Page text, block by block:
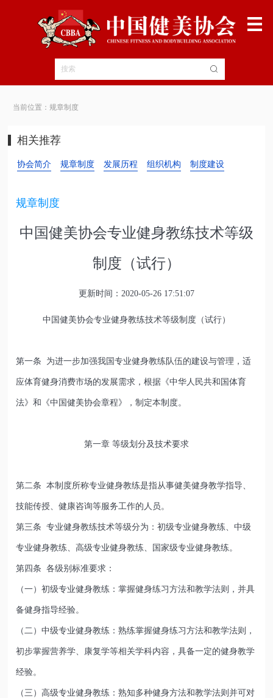
当前位置：规章制度
相关推荐
协会简介 规章制度 发展历程 组织机构 制度建设
规章制度
中国健美协会专业健身教练技术等级
制度（试行）
更新时间：2020-05-26 17:51:07
中国健美协会专业健身教练技术等级制度（试行）
第一条 为进一步加强我国专业健身教练队伍的建设与管理，适
应体育健身消费市场的发展需求，根据《中华人民共和国体育
法》和《中国健美协会章程》，制定本制度。
第一章 等级划分及技术要求
第二条 本制度所称专业健身教练是指从事健美健身教学指导、
技能传授、健康咨询等服务工作的人员。
第三条 专业健身教练技术等级分为：初级专业健身教练、中级
专业健身教练、高级专业健身教练、国家级专业健身教练。
第四条 各级别标准要求：
（一）初级专业健身教练：掌握健身练习方法和教学法则，并具
备健身指导经验。
（二）中级专业健身教练：熟练掌握健身练习方法和教学法则，
初步掌握营养学、康复学等相关学科内容，具备一定的健身教学
经验。
（三）高级专业健身教练：熟知多种健身方法和教学法则并可对